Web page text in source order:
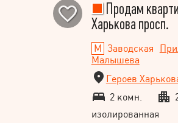
Продам
Харькова просп.
Заводская
Малышева
Героев
2 комн.
изолированная